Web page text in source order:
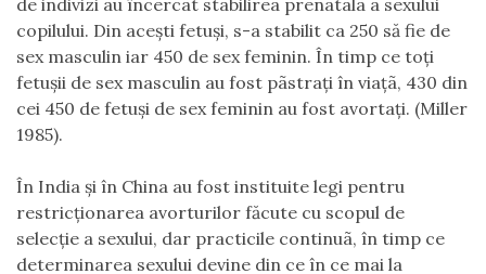
de indivizi au încercat stabilirea prenatalã a sexului
copilului. Din aceşti fetuşi, s-a stabilit ca 250 să fie de
sex masculin iar 450 de sex feminin. În timp ce toţi
fetuşii de sex masculin au fost pãstraţi în viaţã, 430 din
cei 450 de fetuşi de sex feminin au fost avortaţi. (Miller
1985).
În India şi în China au fost instituite legi pentru
restricţionarea avorturilor făcute cu scopul de
selecţie a sexului, dar practicile continuã, în timp ce
determinarea sexului devine din ce în ce mai la